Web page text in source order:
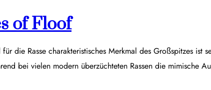
of Floof
für die Rasse charakteristisches Merkmal des Großspitzes ist
bei vielen modern überzüchteten Rassen die mimische